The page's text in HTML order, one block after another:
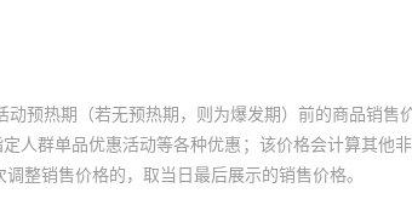
预热期（若无预热期，则为爆发期）前的商品销售
人群单品优惠活动等各种优惠；该价格会计算其他
整销售价格的，取当日最后展示的销售价格。